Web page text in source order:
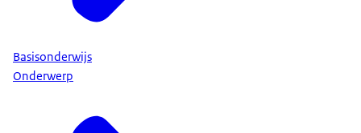
Basisonderwijs
Onderwerp